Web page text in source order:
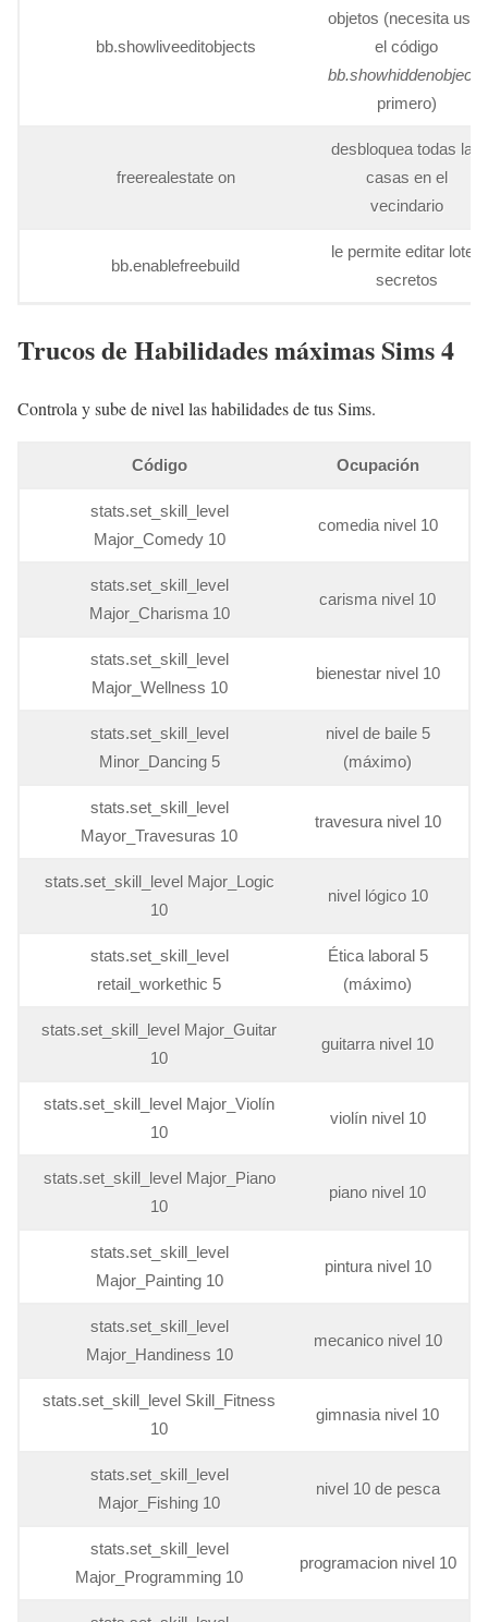
bb.showliveeditobjects
objetos (necesita usar
el código
bb.showhiddenobjects
primero)
freerealestate on
desbloquea todas las
casas en el
vecindario
bb.enablefreebuild
le permite editar lotes
secretos
Trucos de Habilidades máximas Sims 4
Controla y sube de nivel las habilidades de tus Sims.
Código Ocupación
stats.set_skill_level
Major_Comedy 10
comedia nivel 10
stats.set_skill_level
Major_Charisma 10
carisma nivel 10
stats.set_skill_level
Major_Wellness 10
bienestar nivel 10
stats.set_skill_level
Minor_Dancing 5
nivel de baile 5
(máximo)
stats.set_skill_level
Mayor_Travesuras 10
travesura nivel 10
stats.set_skill_level Major_Logic
10
nivel lógico 10
stats.set_skill_level
retail_workethic 5
Ética laboral 5
(máximo)
stats.set_skill_level Major_Guitar
10
guitarra nivel 10
stats.set_skill_level Major_Violín
10
violín nivel 10
stats.set_skill_level Major_Piano
10
piano nivel 10
stats.set_skill_level
Major_Painting 10
pintura nivel 10
stats.set_skill_level
Major_Handiness 10
mecanico nivel 10
stats.set_skill_level Skill_Fitness
10
gimnasia nivel 10
stats.set_skill_level
Major_Fishing 10
nivel 10 de pesca
stats.set_skill_level
Major_Programming 10
programacion nivel 10